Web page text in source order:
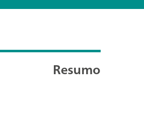
Resumo